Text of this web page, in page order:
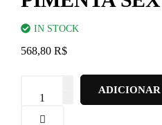
IN STOCK
568,80 R$
Marry
Pimenta
Sexy